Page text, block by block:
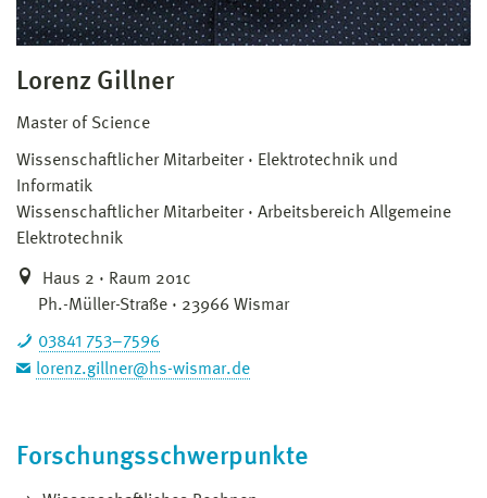
Lorenz Gillner
Master of Science
Wissenschaftlicher Mitarbeiter
Elektrotechnik und
Informatik
Wissenschaftlicher Mitarbeiter
Arbeitsbereich Allgemeine
Elektrotechnik
Haus 2 · Raum 201c
Ph.-Müller-Straße · 23966 Wismar
03841 753–7596
lorenz.gillner@hs-wismar.de
Forschungsschwerpunkte